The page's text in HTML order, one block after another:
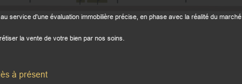
service d'une évaluation immobilière précise, en phase avec la réalité du marché
la vente de votre bien par nos soins.
à présent